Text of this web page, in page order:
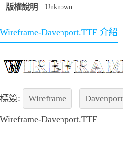
版權說明 Unknown
Wireframe-Davenport.TTF 介紹
標簽: Wireframe Davenport
Wireframe-Davenport.TTF